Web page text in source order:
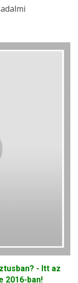
- Itt az
2016-ban!